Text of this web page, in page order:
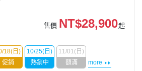
售價 NT$28,900起
18(日)
促銷
10/25(日)
熱銷中
11/01(日)
額滿
more